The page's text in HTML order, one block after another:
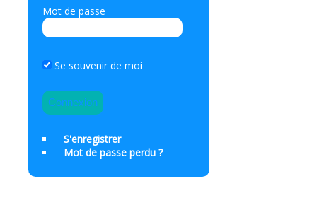
Mot de passe
Se souvenir de moi
S'enregistrer
Mot de passe perdu ?